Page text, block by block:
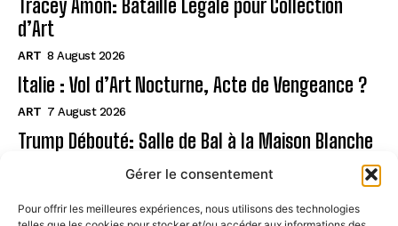
Gérer le consentement
Pour offrir les meilleures expériences, nous utilisons des technologies
Tracey Amon: Bataille Légale pour Collection
d’Art
ART 8 August 2026
Italie : Vol d’Art Nocturne, Acte de Vengeance ?
ART 7 August 2026
Trump Débouté: Salle de Bal à la Maison Blanche